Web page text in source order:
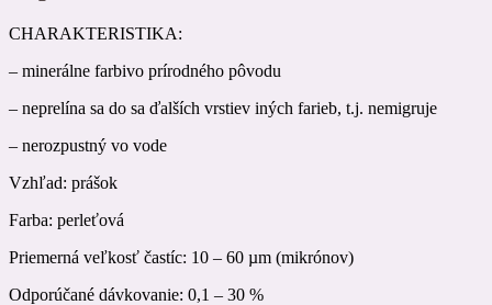
CHARAKTERISTIKA:
– minerálne farbivo prírodného pôvodu
– neprelína sa do sa ďalších vrstiev iných farieb, t.j. nemigruje
– nerozpustný vo vode
Vzhľad: prášok
Farba: perleťová
Priemerná veľkosť častíc: 10 – 60 µm (mikrónov)
Odporúčané dávkovanie: 0,1 – 30 %